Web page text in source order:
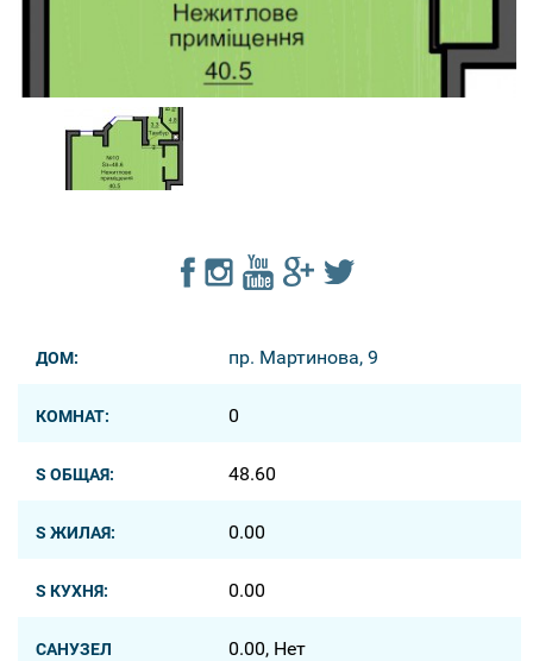
ДОМ: пр. Мартинова, 9
КОМНАТ: 0
S ОБЩАЯ: 48.60
S ЖИЛАЯ: 0.00
S КУХНЯ: 0.00
САНУЗЕЛ 0.00, Нет